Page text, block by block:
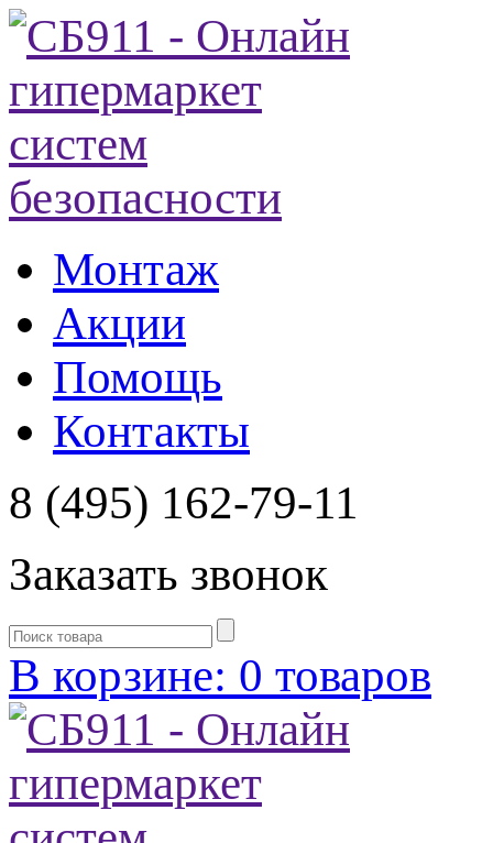
Монтаж
Акции
Помощь
Контакты
8 (495) 162-79-11
Заказать звонок
В корзине: 0 товаров